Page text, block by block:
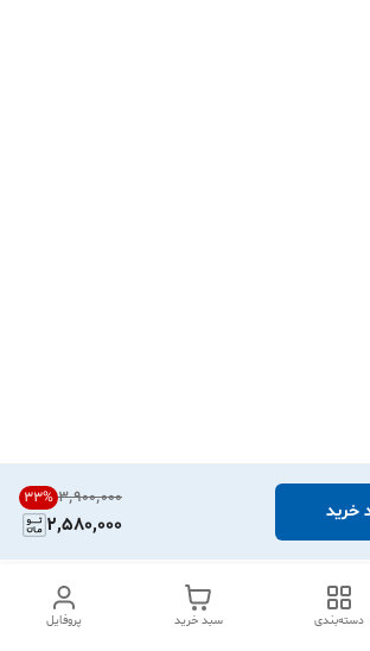
۳٬۹۰۰٬۰۰۰ 33%
2,580,000
خرید
پروفایل سبد خرید دسته‌بندی